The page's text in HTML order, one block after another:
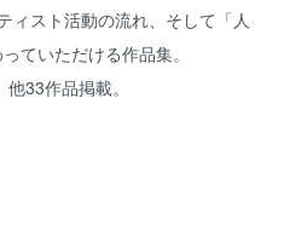
ィスト活動の流れ、そして「人
ていただける作品集。
33作品掲載。